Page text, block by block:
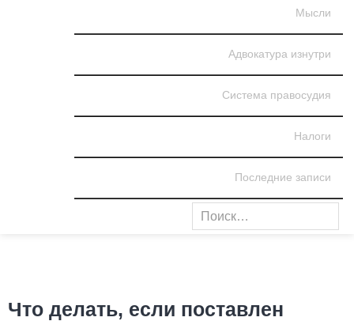
Мысли
Адвокатура изнутри
Система правосудия
Налоги
Последние записи
Найти:
Что делать, если поставлен